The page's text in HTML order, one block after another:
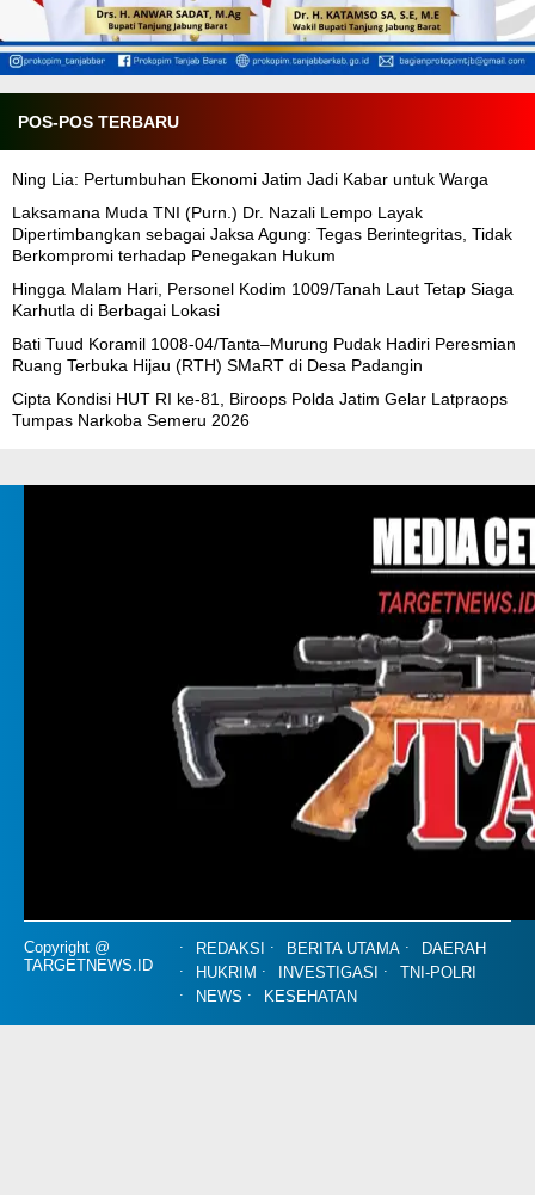
POS-POS TERBARU
Ning Lia: Pertumbuhan Ekonomi Jatim Jadi Kabar untuk Warga
Laksamana Muda TNI (Purn.) Dr. Nazali Lempo Layak
Dipertimbangkan sebagai Jaksa Agung: Tegas Berintegritas, Tidak
Berkompromi terhadap Penegakan Hukum
Hingga Malam Hari, Personel Kodim 1009/Tanah Laut Tetap Siaga
Karhutla di Berbagai Lokasi
Bati Tuud Koramil 1008-04/Tanta–Murung Pudak Hadiri Peresmian
Ruang Terbuka Hijau (RTH) SMaRT di Desa Padangin
Cipta Kondisi HUT RI ke-81, Biroops Polda Jatim Gelar Latpraops
Tumpas Narkoba Semeru 2026
Copyright @
TARGETNEWS.ID
REDAKSI BERITA UTAMA
DAERAH
HUKRIM
INVESTIGASI
TNI-POLRI
NEWS
KESEHATAN